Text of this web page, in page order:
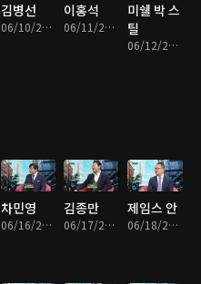
김병선
06/10/2022 • 30분
이홍석
06/11/2022 • 29분
미쉘 박 스
틸
06/12/2022 • 30분
차민영
06/16/2022 • 28분
김종만
06/17/2022 • 33분
제임스 안
06/18/2022 • 30분